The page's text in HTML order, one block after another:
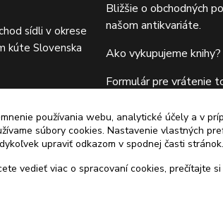
sídli v okrese
kúte Slovenska
Bližšie o obchodných
našom antikvariáte.
Ako vykupujeme knihy?
Formulár pre vrátenie
používania webu, analytické účely a v
súbory cookies. Nastavenie vlastných
upraviť odkazom v spodnej časti stránok.
vedieť viac o spracovaní cookies, prečítajte si